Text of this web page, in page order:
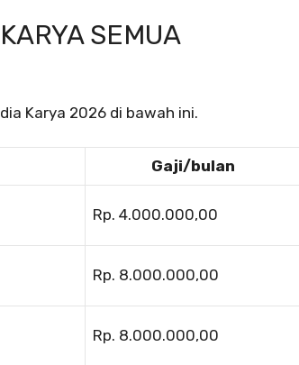
SEMUA
Karya 2026 di bawah ini.
Gaji/bulan
Rp. 4.000.000,00
Rp. 8.000.000,00
Rp. 8.000.000,00